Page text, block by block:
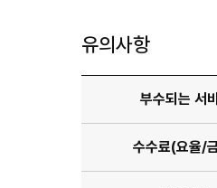
유의사항
부수되는 서
수수료(요율/